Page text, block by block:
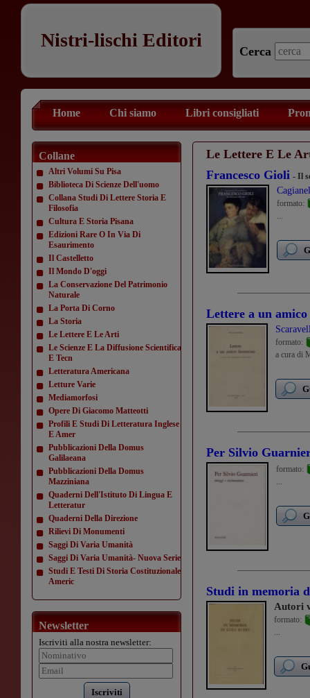
Nistri-lischi Editori
Cerca
Home Chi siamo Libri consigliati
Collane
Altri Volumi Su Pisa
Biblioteca Di Scienze Dell'uomo
Collana Studi Di Lettere Storia E
Filosofia
Cultura E Storia Pisana
Edizioni Rare O In Via Di
Esaurimento
Il Castelletto
Il Mondo D'oggi
La Conservazione Del Patrimonio
Naturale
La Porta Di Corno
La Storia
Le Lettere E Le Arti
Le Scienze E La Diffusione Scientifica
E Tecn
Letteratura Americana
Letture Varie
Mediamorfosi
Opere Di Giacomo Matteotti
Profili E Studi Di Letteratura Inglese
E Amer
Pubblicazioni Della Domus
Galilaeana
Pubblicazioni Della Domus
Mazziniana
Quaderni Dell'Istituto Di Lingua E
Letteratur
Quaderni Della Direzione
Rilievi Di Monumenti
Saggi Di Varia Umanità
Saggi Di Varia Umanità- Nuova Serie
Studi E Testi Di Storia Costituzionale
Americ
Newsletter
Iscriviti alla nostra newsletter:
Iscriviti
Le Lettere E Le
Francesco Gioli - Il
formato:
...
Lettere a un
formato:
a cura di
Per Silvio
formato:
...
Studi in memoria
Autori
formato:
...